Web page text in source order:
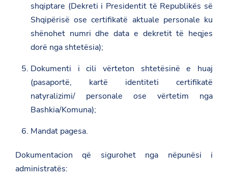
shqiptare (Dekreti i Presidentit të Republikës së
Shqipërisë ose certifikatë aktuale personale ku
shënohet numri dhe data e dekretit të heqjes
dorë nga shtetësia);
Dokumenti i cili vërteton shtetësinë e huaj
(pasaportë, kartë identiteti certifikatë
natyralizimi/ personale ose vërtetim nga
Bashkia/Komuna);
Mandat pagesa.
Dokumentacion që sigurohet nga nëpunësi i
administratës: